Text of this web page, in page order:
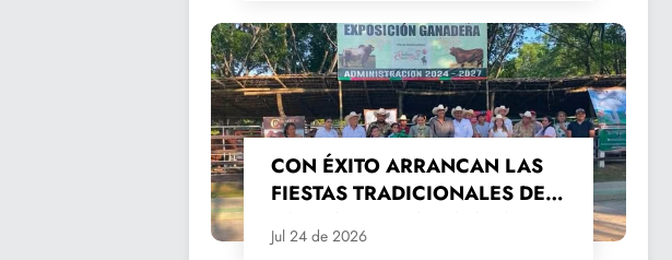
CON ÉXITO ARRANCAN LAS
FIESTAS TRADICIONALES DE
2026
Jul 24 de 2026